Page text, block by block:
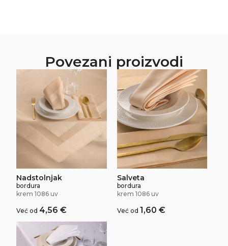
Povezani proizvodi
Nadstolnjak
bordura
krem 1086 uv
Već od 4,56€
Salveta
bordura
krem 1086 uv
Već od 1,60 €